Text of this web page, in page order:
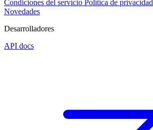
Condiciones del servicio Política de privacidad
Novedades
Desarrolladores
API docs